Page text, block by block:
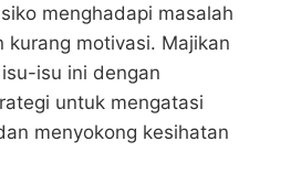
menghadapi masalah
kurang motivasi. Majikan
isu ini dengan
untuk mengatasi
menyokong kesihatan